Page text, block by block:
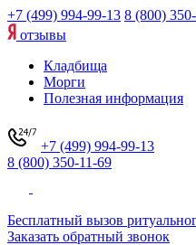
+7 (499) 994-99-13 8 (800)
отзывы
Кладбища
Морги
Полезная информация
+7 (499) 994-99-13
8 (800) 350-11-69
Бесплатный вызов
Заказать обратный звонок